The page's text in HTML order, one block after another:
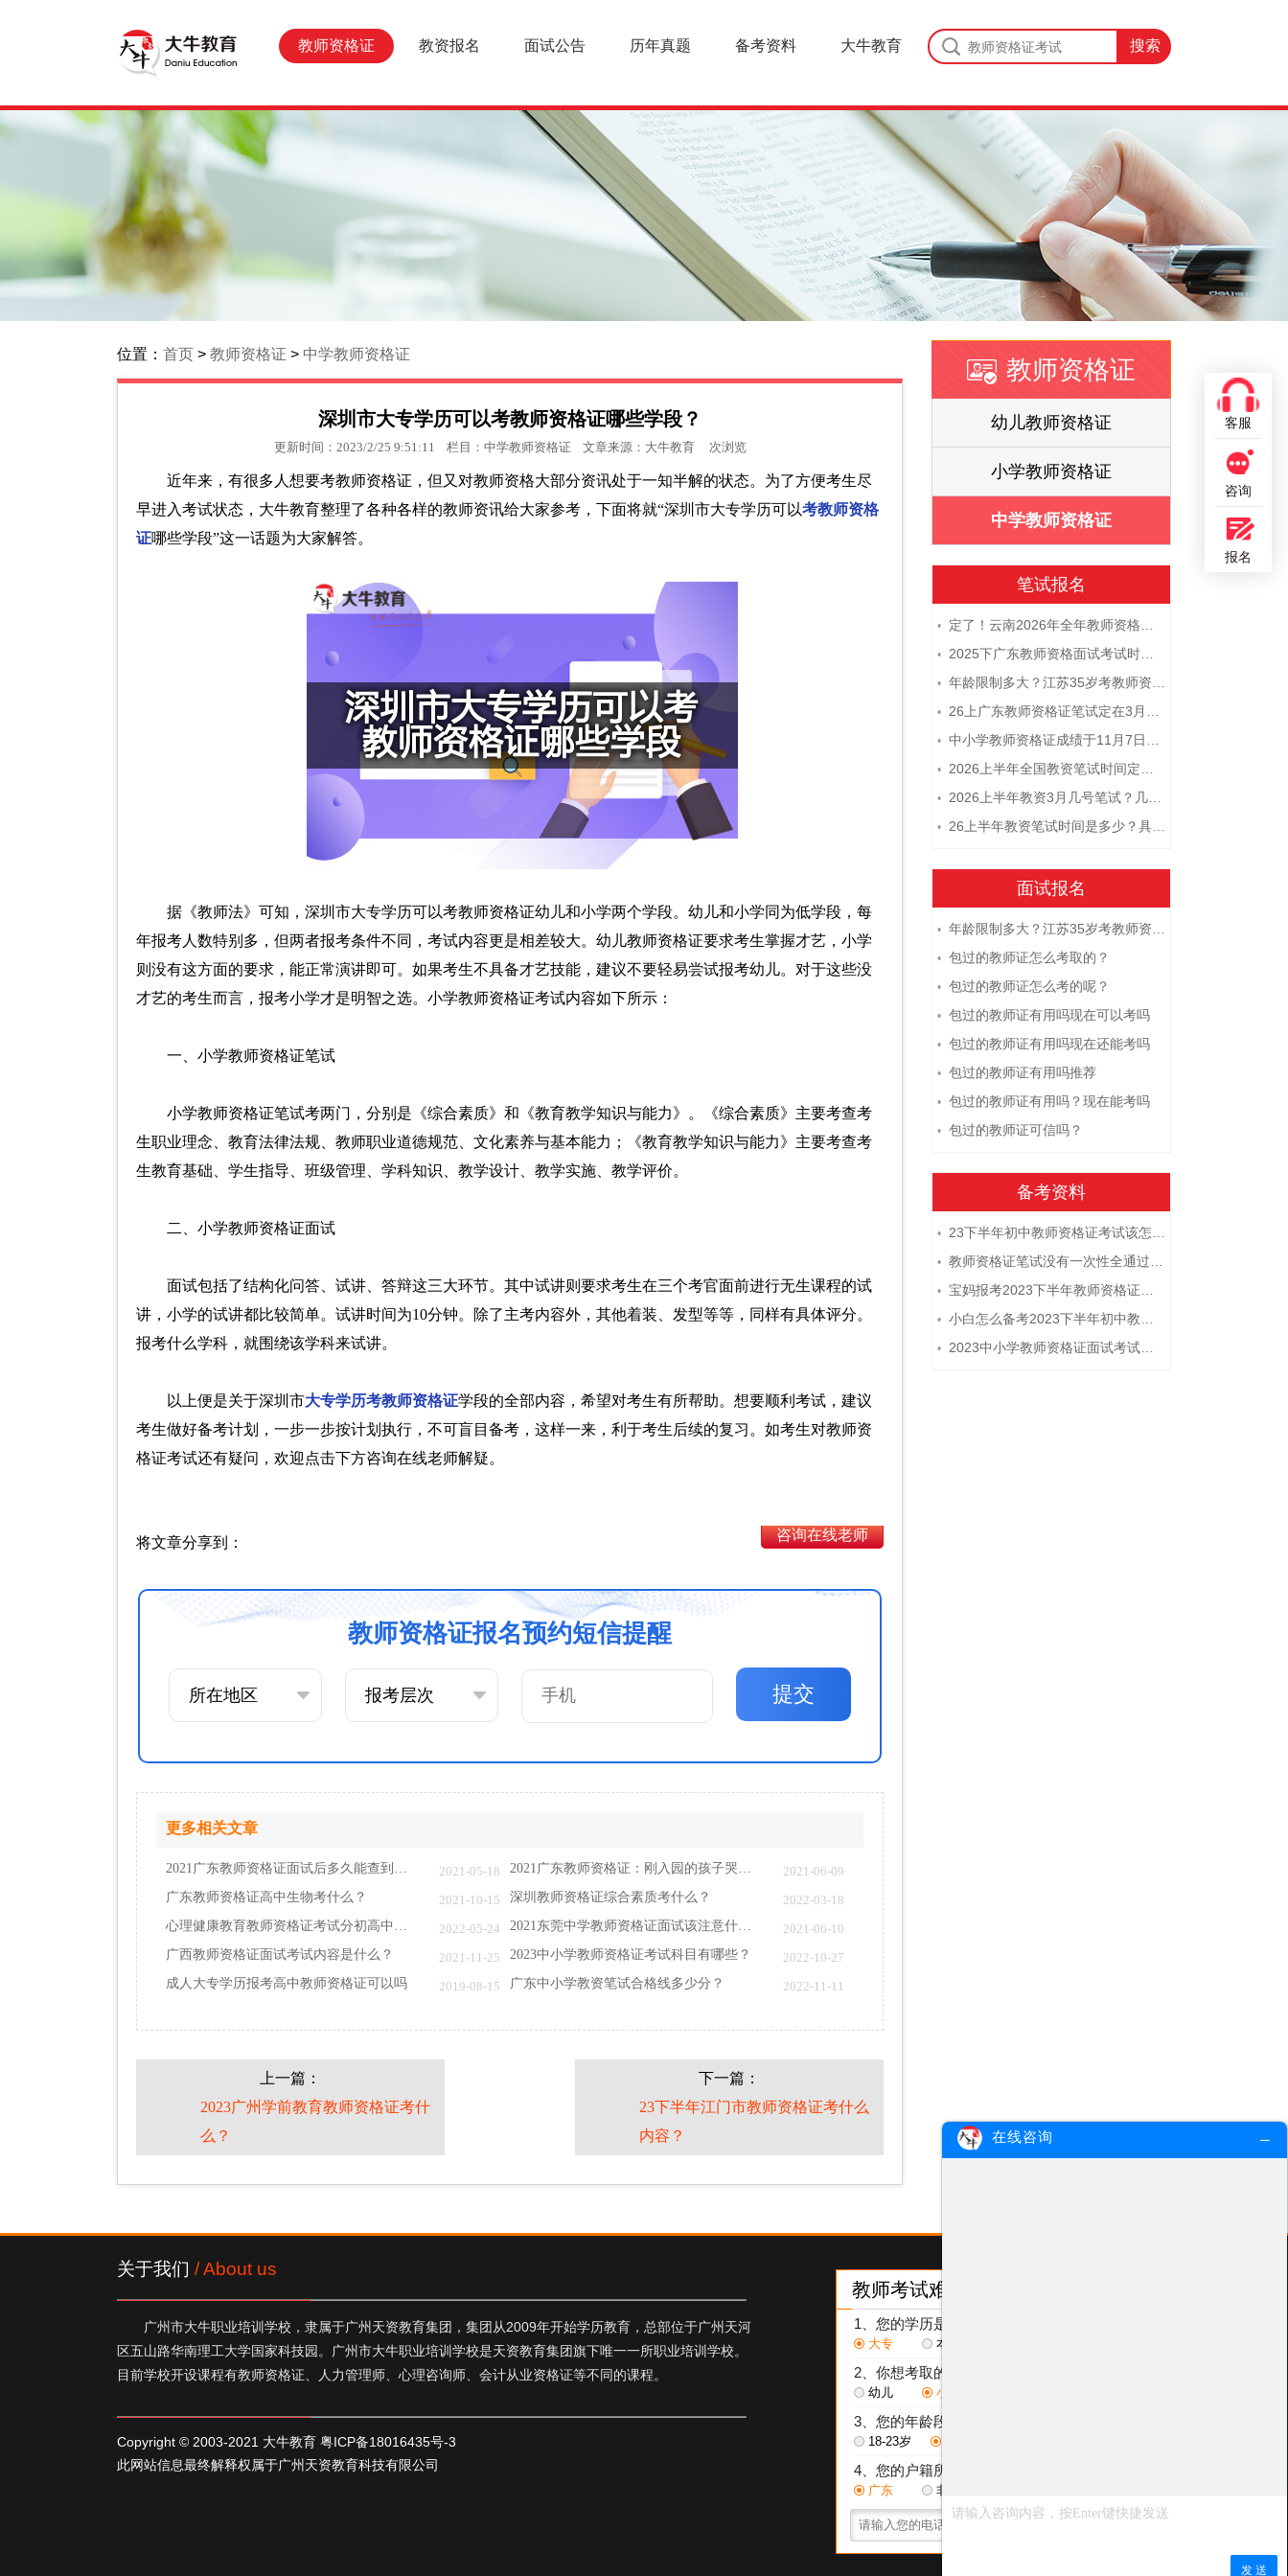
教师资格证 教资报名 面试公告 历年真题 备考资料 大牛教育
位置： 首页 > 教师资格证 > 中学教师资格证
深圳市大专学历可以考教师资格证哪些学段？
更新时间：2023/2/25 9:51:11 栏目：中学教师资格证 文章来源： 大牛教育 次浏览
近年来，有很多人想要考教师资格证，但又对教师资格大部分资讯处于一知半解的状态。为了方便考生尽
早进入考试状态，大牛教育整理了各种各样的教师资讯给大家参考，下面将就“深圳市大专学历可以考教师资格
证哪些学段”这一话题为大家解答。
据《教师法》可知，深圳市大专学历可以考教师资格证幼儿和小学两个学段。幼儿和小学同为低学段，每
年报考人数特别多，但两者报考条件不同，考试内容更是相差较大。幼儿教师资格证要求考生掌握才艺，小学
则没有这方面的要求，能正常演讲即可。如果考生不具备才艺技能，建议不要轻易尝试报考幼儿。对于这些没
才艺的考生而言，报考小学才是明智之选。小学教师资格证考试内容如下所示：
一、小学教师资格证笔试
小学教师资格证笔试考两门，分别是《综合素质》和《教育教学知识与能力》。《综合素质》主要考查考
生职业理念、教育法律法规、教师职业道德规范、文化素养与基本能力；《教育教学知识与能力》主要考查考
生教育基础、学生指导、班级管理、学科知识、教学设计、教学实施、教学评价。
二、小学教师资格证面试
面试包括了结构化问答、试讲、答辩这三大环节。其中试讲则要求考生在三个考官面前进行无生课程的试
讲，小学的试讲都比较简单。试讲时间为10分钟。除了主考内容外，其他着装、发型等等，同样有具体评分。
报考什么学科，就围绕该学科来试讲。
以上便是关于深圳市大专学历考教师资格证学段的全部内容，希望对考生有所帮助。想要顺利考试，建议
考生做好备考计划，一步一步按计划执行，不可盲目备考，这样一来，利于考生后续的复习。如考生对教师资
格证考试还有疑问，欢迎点击下方咨询在线老师解疑。
将文章分享到： 咨询在线老师
教师资格证报名预约短信提醒
提交
更多相关文章
2021-05-18
2021-06-09
广东教师资格证高中生物考什么？
2021-10-15 深圳教师资格证综合素质考什么？
2022-03-18
2022-05-24
2021-06-10
广西教师资格证面试考试内容是什么？
2021-11-25 2023中小学教师资格证考试科目有哪些？
2022-10-27
成人大专学历报考高中教师资格证可以吗
2019-08-15 广东中小学教资笔试合格线多少分？ 2022-11-11
上一篇：
2023广州学前教育教师资格证考什
么？
下一篇：
23下半年江门市教师资格证考什么
内容？
教师资格证
幼儿教师资格证
小学教师资格证
小学教师资格证
中学教师资格证
中学教师资格证
笔试报名
• 定了！云南2026年全年教师资格证考试日程大公开！
• 2025下广东教师资格面试考试时间及科目内容（怎么考）
• 年龄限制多大？江苏35岁考教师资格证晚吗？
• 26上广东教师资格证笔试定在3月7日！附考试指南
• 中小学教师资格证成绩于11月7日10点查！
• 2026上半年全国教资笔试时间定档！
• 2026上半年教资3月几号笔试？几点开考
• 26上半年教资笔试时间是多少？具体安排表一览
面试报名
• 年龄限制多大？江苏35岁考教师资格证晚吗？
• 包过的教师证怎么考取的？
• 包过的教师证怎么考的呢？
• 包过的教师证有用吗现在可以考吗
• 包过的教师证有用吗现在还能考吗
• 包过的教师证有用吗推荐
• 包过的教师证有用吗？现在能考吗
• 包过的教师证可信吗？
备考资料
• 23下半年初中教师资格证考试该怎么复习？
• 教师资格证笔试没有一次性全通过下次需要重新报考吗？
• 宝妈报考2023下半年教师资格证需要报班备考吗？
• 小白怎么备考2023下半年初中教师资格证笔试？
• 2023中小学教师资格证面试考试注意事项
关于我们 / About us
广州市大牛职业培训学校，隶属于广州天资教育集团，集团从2009年开始学历教育，总部位于广州天河
区五山路华南理工大学国家科技园。广州市大牛职业培训学校是天资教育集团旗下唯一一所职业培训学校。
目前学校开设课程有教师资格证、人力管理师、心理咨询师、会计从业资格证等不同的课程。
Copyright © 2003-2021 大牛教育 粤ICP备18016435号-3
此网站信息最终解释权属于广州天资教育科技有限公司
教师考试难度测评
1、您的学历是？
大专 本科
2、你想考取的教师层次是？
幼儿 小学
3、您的年龄段是？
18-23岁
4、您的户籍所在地是？
广东 非广东省
点击获取测评结果
客服
咨询
报名
在线咨询